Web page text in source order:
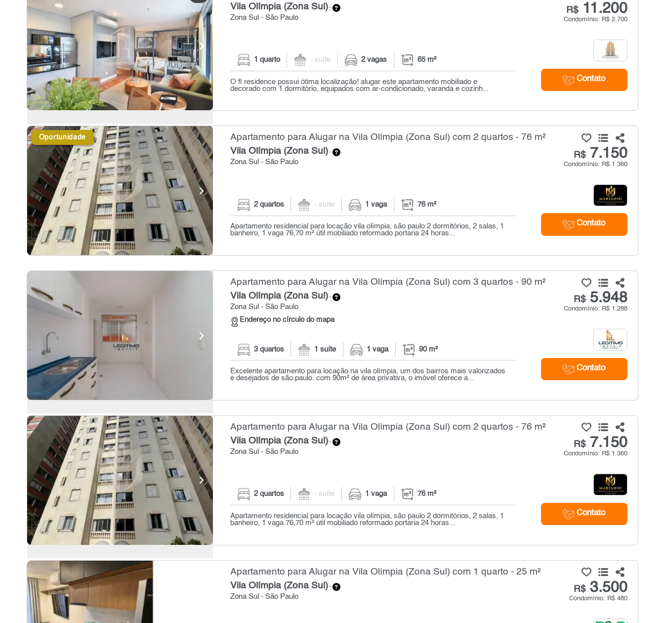
Vila Olímpia (Zona Sul)-
Zona Sul - São Paulo
R$11.200
Condomínio: R$ 2.700
Contato
1 quarto - suíte 2 vagas 65 m²
O fl residence possui ótima localização! alugar este apartamento mobiliado e
decorado com 1 dormitório, equipados com ar-condicionado, varanda e cozinh...
Oportunidade Apartamento para Alugar na Vila Olímpia (Zona Sul) com 2 quartos - 76 m²
Vila Olímpia (Zona Sul)-
Zona Sul - São Paulo
R$7.150
Condomínio: R$ 1.360
Contato
2 quartos - suíte 1 vaga 76 m²
Apartamento residencial para locação vila olímpia, são paulo 2 dormitórios, 2 salas, 1
banheiro, 1 vaga 76,70 m² útil mobiliado reformado portaria 24 horas...
Apartamento para Alugar na Vila Olímpia (Zona Sul) com 3 quartos - 90 m²
Vila Olímpia (Zona Sul)-
Zona Sul - São Paulo
Endereço no círculo do mapa
R$5.948
Condomínio: R$ 1.288
Contato
3 quartos 1 suíte 1 vaga 90 m²
Excelente apartamento para locação na vila olímpia, um dos bairros mais valorizados
e desejados de são paulo. com 90m² de área privativa, o imóvel oferece a...
Apartamento para Alugar na Vila Olímpia (Zona Sul) com 2 quartos - 76 m²
Vila Olímpia (Zona Sul)-
Zona Sul - São Paulo
R$7.150
Condomínio: R$ 1.360
Contato
2 quartos - suíte 1 vaga 76 m²
Apartamento residencial para locação vila olímpia, são paulo 2 dormitórios, 2 salas, 1
banheiro, 1 vaga 76,70 m² útil mobiliado reformado portaria 24 horas...
Apartamento para Alugar na Vila Olímpia (Zona Sul) com 1 quarto - 25 m²
Vila Olímpia (Zona Sul)-
Zona Sul - São Paulo
R$3.500
Condomínio: R$ 480